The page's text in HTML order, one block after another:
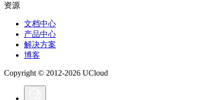
资源
文档中心
产品中心
解决方案
博客
Copyright © 2012-2026 UCloud